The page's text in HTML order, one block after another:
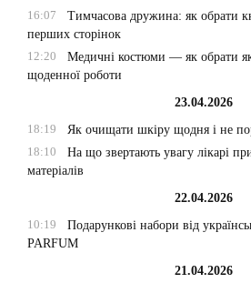
16:07
Тимчасова дружина: як обрати
перших сторінок
12:20
Медичні костюми — як обрати
щоденної роботи
23.04.2026
18:19
Як очищати шкіру щодня і не
18:10
На що звертають увагу лікарі
матеріалів
22.04.2026
10:19
Подарункові набори від
PARFUM
21.04.2026